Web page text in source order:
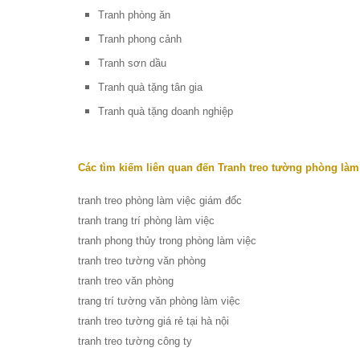
Tranh phòng ăn
Tranh phong cảnh
Tranh sơn dầu
Tranh quà tặng tân gia
Tranh quà tặng doanh nghiệp
Các tìm kiếm liên quan đến Tranh treo tường phòng
tranh treo phòng làm việc giám đốc
tranh trang trí phòng làm việc
tranh phong thủy trong phòng làm việc
tranh treo tường văn phòng
tranh treo văn phòng
trang trí tường văn phòng làm việc
tranh treo tường giá rẻ tại hà nội
tranh treo tường công ty